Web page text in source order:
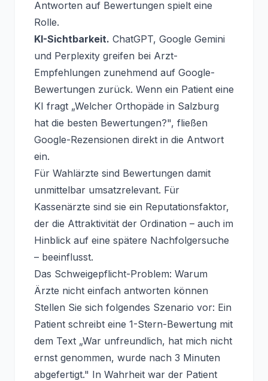
Antworten auf Bewertungen spielt eine
Rolle.
KI-Sichtbarkeit. ChatGPT, Google Gemini
und Perplexity greifen bei Arzt-
Empfehlungen zunehmend auf Google-
Bewertungen zurück. Wenn ein Patient eine
KI fragt „Welcher Orthopäde in Salzburg
hat die besten Bewertungen?", fließen
Google-Rezensionen direkt in die Antwort
ein.
Für Wahlärzte sind Bewertungen damit
unmittelbar umsatzrelevant. Für
Kassenärzte sind sie ein Reputationsfaktor,
der die Attraktivität der Ordination – auch im
Hinblick auf eine spätere Nachfolgersuche
– beeinflusst.
Das Schweigepflicht-Problem: Warum
Ärzte nicht einfach antworten können
Stellen Sie sich folgendes Szenario vor: Ein
Patient schreibt eine 1-Stern-Bewertung mit
dem Text „War unfreundlich, hat mich nicht
ernst genommen, wurde nach 3 Minuten
abgefertigt." In Wahrheit war der Patient